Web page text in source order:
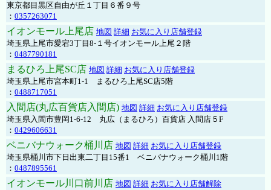
東京都目黒区自由が丘１丁目６番９号
： 0357263071
イオンモール上尾店 地図 詳細 お気に入り店舗登録
埼玉県上尾市愛宕3丁目8-１号イオンモール上尾２階
： 0487790181
まるひろ上尾SC店 地図 詳細 お気に入り店舗登録
埼玉県上尾市宮本町1-1 まるひろ上尾SC店5階
： 0488717051
入間店(丸広百貨店入間店) 地図 詳細 お気に入り店舗登録
埼玉県入間市豊岡1-6-12 丸広（まるひろ）百貨店 入間店５F
： 0429606631
ベニバナウォーク桶川店 地図 詳細 お気に入り店舗登録
埼玉県桶川市下日出東二丁目15番1 ベニバナウォーク桶川1階
： 0487895561
イオンモール川口前川店 地図 詳細 お気に入り店舗解除